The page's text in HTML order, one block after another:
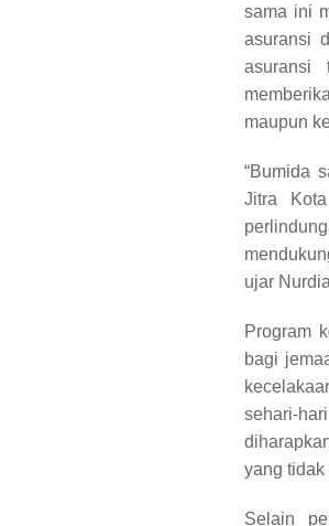
sama ini
asuransi
asuransi
maupun
“Bumida
Jitra
ujar
Program
bagi
sehari-
yang
Selain